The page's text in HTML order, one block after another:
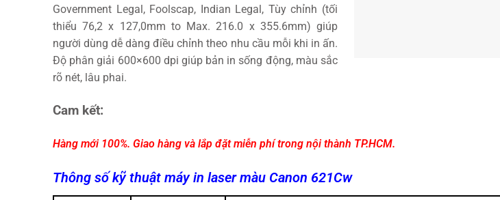
Government Legal, Foolscap, Indian Legal, Tùy chỉnh (tối
thiểu 76,2 x 127,0mm to Max. 216.0 x 355.6mm) giúp
người dùng dễ dàng điều chỉnh theo nhu cầu mỗi khi in ấn.
Độ phân giải 600×600 dpi giúp bản in sống động, màu sắc
rõ nét, lâu phai.
Cam kết:
Hàng mới 100%. Giao hàng và lắp đặt miễn phí trong nội thành TP.HCM.
Thông số kỹ thuật máy in laser màu Canon 621Cw